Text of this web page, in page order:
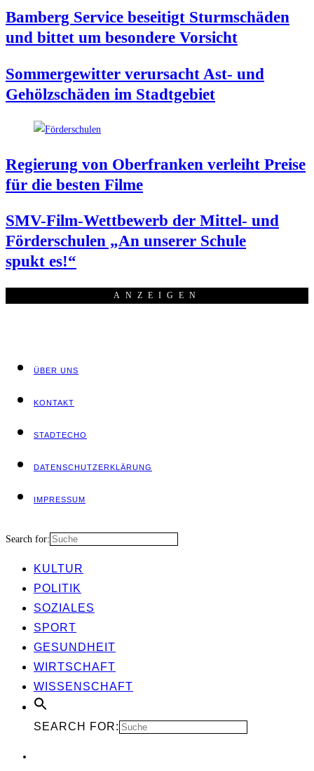
Bam­berg Ser­vice besei­tigt Sturm­schä­den
und bit­tet um beson­de­re Vorsicht
Som­mer­ge­wit­ter ver­ur­sacht Ast- und
Gehölz­schä­den im Stadtgebiet
Regie­rung von Ober­fran­ken ver­leiht Prei­se
für die bes­ten Filme
SMV-Film-Wett­be­werb der Mit­tel- und
För­der­schu­len „An unse­rer Schu­le
spukt es!“
ANZEI­GEN
ÜBER UNS
KON­TAKT
STADT­ECHO
DATEN­SCHUTZ­ER­KLÄ­RUNG
IMPRES­SUM
Search for:
KUL­TUR
POLI­TIK
SOZIA­LES
SPORT
GESUND­HEIT
WIRT­SCHAFT
WIS­SEN­SCHAFT
SEARCH FOR: